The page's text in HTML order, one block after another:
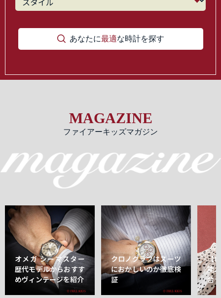
あなたに最適な時計を探す
MAGAZINE
ファイアーキッズマガジン
オメガ シーマスター
歴代モデルからおすす
めヴィンテージを紹介
クロノグラフはスーツ
におかしいのか徹底検
証
【
能
合